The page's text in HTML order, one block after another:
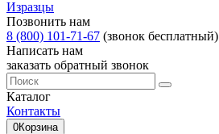
Изразцы
Позвонить нам
8 (800) 101-71-67 (звонок бесплатный)
Написать нам
заказать обратный звонок
Каталог
Контакты
0Корзина